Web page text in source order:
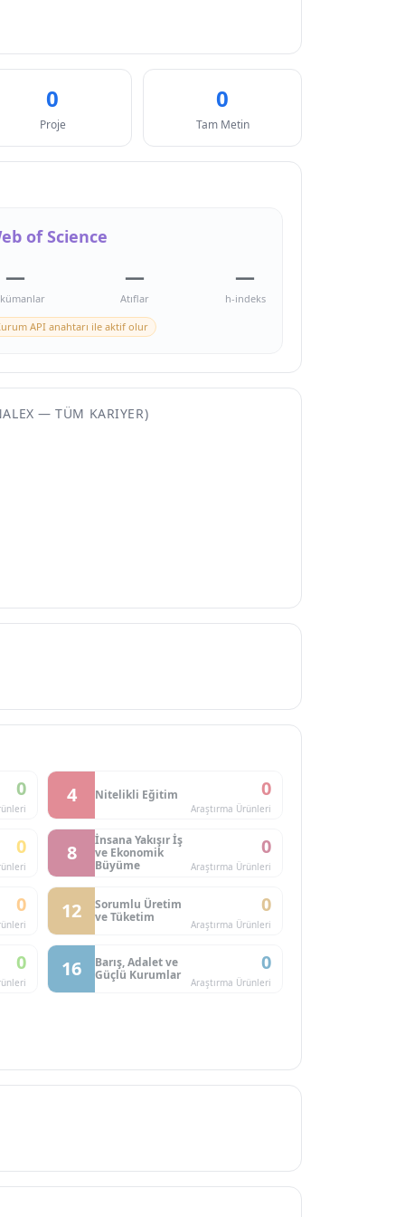
0
Proje
0
Tam Metin
of Science
— —
Atıflar
—
h-indeks
API anahtarı ile aktif olur
— TÜM KARIYER)
0 4 Nitelikli Eğitim 0
Araştırma Ürünleri
0 8
İnsana Yakışır İş
ve Ekonomik
Büyüme
0
Araştırma Ürünleri
0 12
Sorumlu Üretim
ve Tüketim
0
Araştırma Ürünleri
0 16
Barış, Adalet ve
Güçlü Kurumlar
0
Araştırma Ürünleri